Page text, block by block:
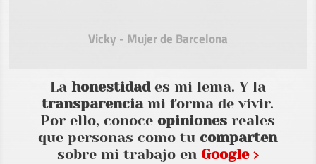
Vicky - Mujer de Barcelona
La honestidades mi lema. Y la
transparenciami forma de vivir.
Por ello, conoceopiniones reales
que personas como tucomparten
sobre mi trabajo en Google ›